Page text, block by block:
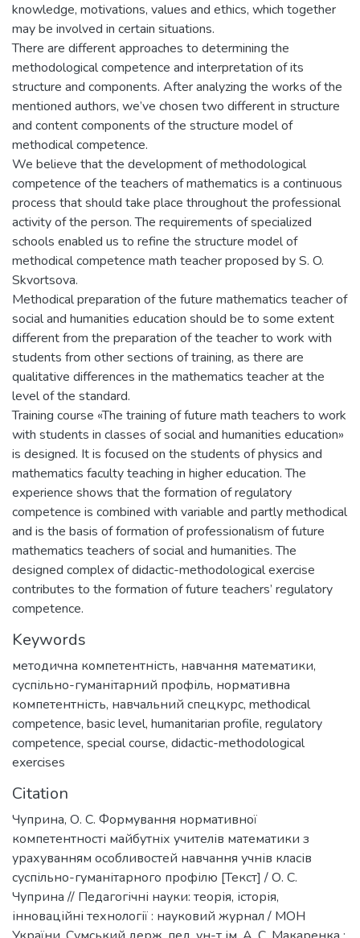
knowledge, motivations, values and ethics, which together
may be involved in certain situations.
There are different approaches to determining the
methodological competence and interpretation of its
structure and components. After analyzing the works of the
mentioned authors, we’ve chosen two different in structure
and content components of the structure model of
methodical competence.
We believe that the development of methodological
competence of the teachers of mathematics is a continuous
process that should take place throughout the professional
activity of the person. The requirements of specialized
schools enabled us to refine the structure model of
methodical competence math teacher proposed by S. O.
Skvortsova.
Methodical preparation of the future mathematics teacher of
social and humanities education should be to some extent
different from the preparation of the teacher to work with
students from other sections of training, as there are
qualitative differences in the mathematics teacher at the
level of the standard.
Training course «The training of future math teachers to work
with students in classes of social and humanities education»
is designed. It is focused on the students of physics and
mathematics faculty teaching in higher education. The
experience shows that the formation of regulatory
competence is combined with variable and partly methodical
and is the basis of formation of professionalism of future
mathematics teachers of social and humanities. The
designed complex of didactic-methodological exercise
contributes to the formation of future teachers’ regulatory
competence.
Keywords
методична компетентність, навчання математики,
суспільно-гуманітарний профіль, нормативна
компетентність, навчальний спецкурс, methodical
competence, basic level, humanitarian profile, regulatory
competence, special course, didactic-methodological
exercises
Citation
Чуприна, О. С. Формування нормативної
компетентності майбутніх учителів математики з
урахуванням особливостей навчання учнів класів
суспільно-гуманітарного профілю [Текст] / О. С.
Чуприна // Педагогічні науки: теорія, історія,
інноваційні технології : науковий журнал / МОН